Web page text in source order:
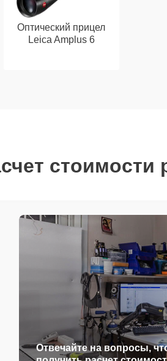
Оптический прицел
Leica Amplus 6
стоимости
Отвечайте на вопросы,